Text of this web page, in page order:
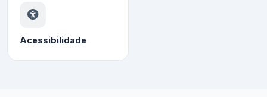
Acessibilidade